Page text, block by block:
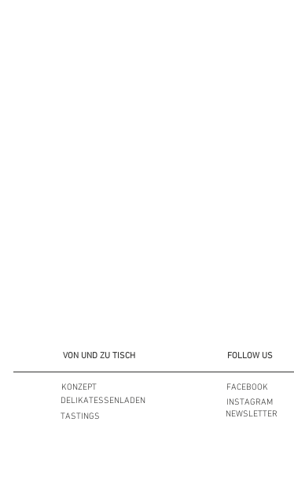
VON UND ZU TISCH FOLLOW US
KONZEPT
DELIKATESSENLADEN
TASTINGS
FACEBOOK
INSTAGRAM
NEWSLETTER